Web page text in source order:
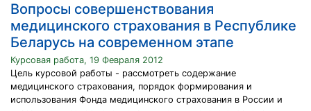
Вопросы совершенствования
медицинского страхования в Республике
Беларусь на современном этапе
Курсовая работа, 19 Февраля 2012
Цель курсовой работы - рассмотреть содержание
медицинского страхования, порядок формирования и
использования Фонда медицинского страхования в России и